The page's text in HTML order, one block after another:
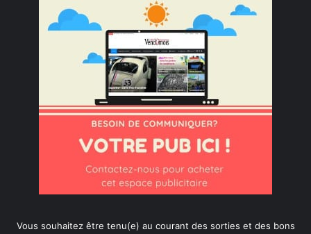
Vous souhaitez être tenu(e) au courant des sorties et des bons